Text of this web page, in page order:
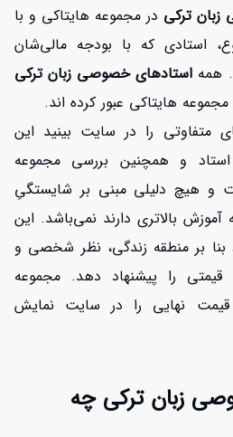
ترکی در مجموعه هایتاکی و با
استادی که با بودجه مالی‌شان
همه استادهای خصوصی زبان ترکی
هایتاکی عبور کرده اند.
را در سایت بینید این
استاد و همچنین بررسی مجموعه
و هیچ دلیلی مبنی بر شایستگیِ
آموزش بالاتری دارند نمی‌باشد. این
بنا بر منطقه زندگی، نظر شخصی‌ و
را پیشنهاد دهد. مجموعه
قیمت نهایی را در سایت نمایش
زبان ترکی چه